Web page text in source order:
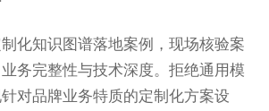
化知识图谱落地案例，现场核验案
务完整性与技术深度。拒绝通用模
对品牌业务特质的定制化方案设